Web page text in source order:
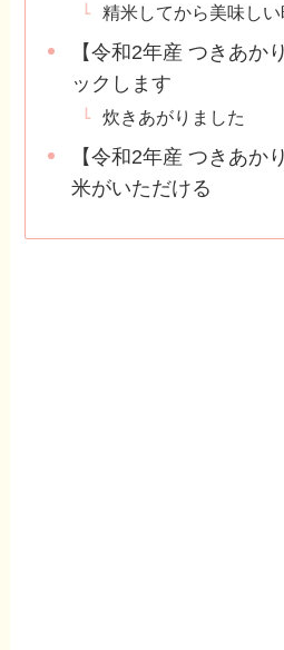
精米してから美味し
【令和2年産 つきあか
ックします
炊きあがりました
【令和2年産 つきあか
米がいただける